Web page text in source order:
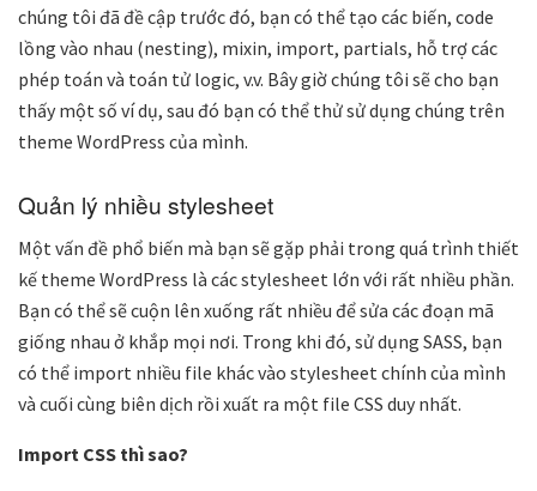
chúng tôi đã đề cập trước đó, bạn có thể tạo các biến, code
lồng vào nhau (nesting), mixin, import, partials, hỗ trợ các
phép toán và toán tử logic, v.v. Bây giờ chúng tôi sẽ cho bạn
thấy một số ví dụ, sau đó bạn có thể thử sử dụng chúng trên
theme WordPress của mình.
Quản lý nhiều stylesheet
Một vấn đề phổ biến mà bạn sẽ gặp phải trong quá trình thiết
kế theme WordPress là các stylesheet lớn với rất nhiều phần.
Bạn có thể sẽ cuộn lên xuống rất nhiều để sửa các đoạn mã
giống nhau ở khắp mọi nơi. Trong khi đó, sử dụng SASS, bạn
có thể import nhiều file khác vào stylesheet chính của mình
và cuối cùng biên dịch rồi xuất ra một file CSS duy nhất.
Import CSS thì sao?